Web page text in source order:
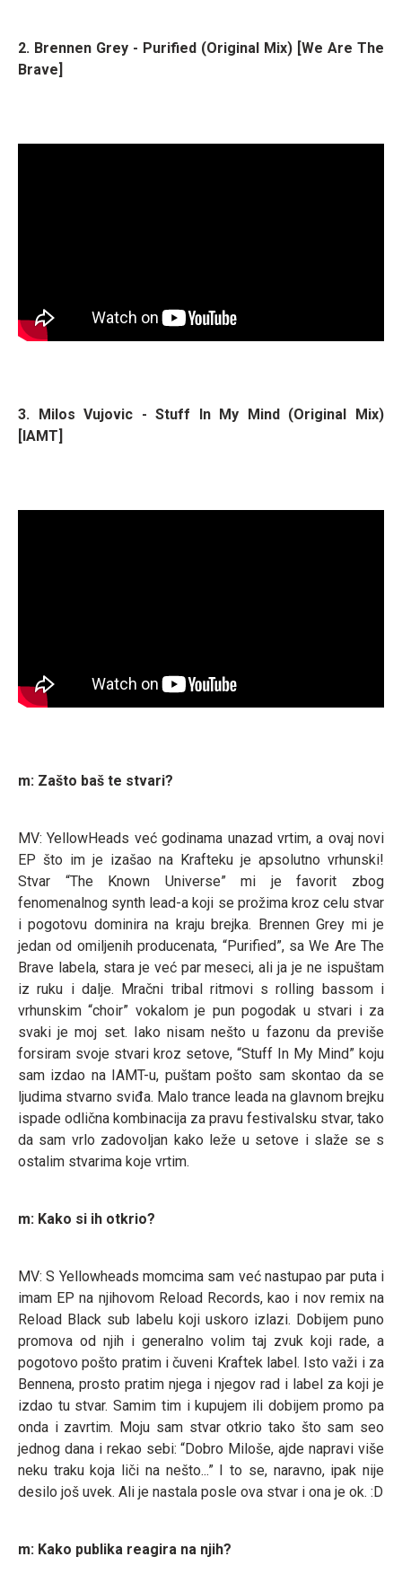
2. Brennen Grey - Purified (Original Mix) [We Are The
Brave]
3. Milos Vujovic - Stuff In My Mind (Original Mix)
[IAMT]
m: Zašto baš te stvari?
MV: YellowHeads već godinama unazad vrtim, a ovaj novi
EP što im je izašao na Krafteku je apsolutno vrhunski!
Stvar “The Known Universe” mi je favorit zbog
fenomenalnog synth lead-a koji se prožima kroz celu stvar
i pogotovu dominira na kraju brejka. Brennen Grey mi je
jedan od omiljenih producenata, “Purified”, sa We Are The
Brave labela, stara je već par meseci, ali ja je ne ispuštam
iz ruku i dalje. Mračni tribal ritmovi s rolling bassom i
vrhunskim “choir” vokalom je pun pogodak u stvari i za
svaki je moj set. Iako nisam nešto u fazonu da previše
forsiram svoje stvari kroz setove, “Stuff In My Mind” koju
sam izdao na IAMT-u, puštam pošto sam skontao da se
ljudima stvarno sviđa. Malo trance leada na glavnom brejku
ispade odlična kombinacija za pravu festivalsku stvar, tako
da sam vrlo zadovoljan kako leže u setove i slaže se s
ostalim stvarima koje vrtim.
m: Kako si ih otkrio?
MV: S Yellowheads momcima sam već nastupao par puta i
imam EP na njihovom Reload Records, kao i nov remix na
Reload Black sub labelu koji uskoro izlazi. Dobijem puno
promova od njih i generalno volim taj zvuk koji rade, a
pogotovo pošto pratim i čuveni Kraftek label. Isto važi i za
Bennena, prosto pratim njega i njegov rad i label za koji je
izdao tu stvar. Samim tim i kupujem ili dobijem promo pa
onda i zavrtim. Moju sam stvar otkrio tako što sam seo
jednog dana i rekao sebi: “Dobro Miloše, ajde napravi više
neku traku koja liči na nešto...” I to se, naravno, ipak nije
desilo još uvek. Ali je nastala posle ova stvar i ona je ok. :D
m: Kako publika reagira na njih?